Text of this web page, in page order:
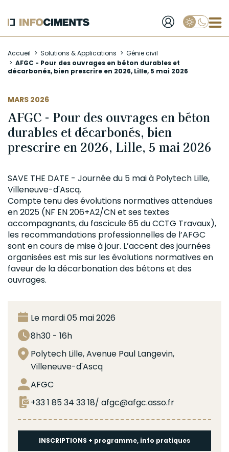
au
contenu
Accueil Solutions & Applications
Génie civil
AFGC - Pour des ouvrages en béton durables et
décarbonés, bien prescrire en 2026, Lille, 5 mai 2026
MARS 2026
AFGC - Pour des ouvrages en béton
durables et décarbonés, bien
prescrire en 2026, Lille, 5 mai 2026
SAVE THE DATE - Journée du 5 mai à Polytech Lille,
Villeneuve-d'Ascq.
Compte tenu des évolutions normatives attendues
en 2025 (NF EN 206+A2/CN et ses textes
accompagnants, du fascicule 65 du CCTG Travaux),
les recommandations professionnelles de l’AFGC
sont en cours de mise à jour. L’accent des journées
organisées est mis sur les évolutions normatives en
faveur de la décarbonation des bétons et des
ouvrages.
Le mardi 05 mai 2026
8h30 - 16h
Polytech Lille, Avenue Paul Langevin,
Villeneuve-d'Ascq
AFGC
+33 1 85 34 33 18/ afgc@afgc.asso.fr
INSCRIPTIONS + programme, info pratiques